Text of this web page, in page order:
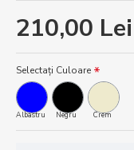
210,00 Lei
Selectați Culoare
Albastru Negru Crem